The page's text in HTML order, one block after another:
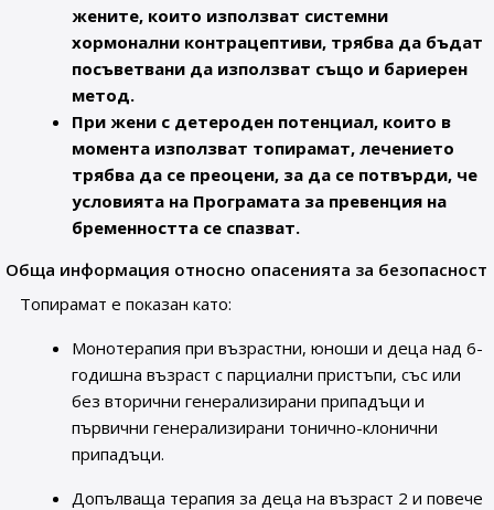
жените, които използват системни
хормонални контрацептиви, трябва да бъдат
посъветвани да използват също и бариерен
метод.
При жени с детероден потенциал, които в
момента използват топирамат, лечението
трябва да се преоцени, за да се потвърди, че
условията на Програмата за превенция на
бременността се спазват.
Обща информация относно опасенията за безопасност
Топирамат е показан като:
Монотерапия при възрастни, юноши и деца над 6-
годишна възраст с парциални пристъпи, със или
без вторични генерализирани припадъци и
първични генерализирани тонично-клонични
припадъци.
Допълваща терапия за деца на възраст 2 и повече